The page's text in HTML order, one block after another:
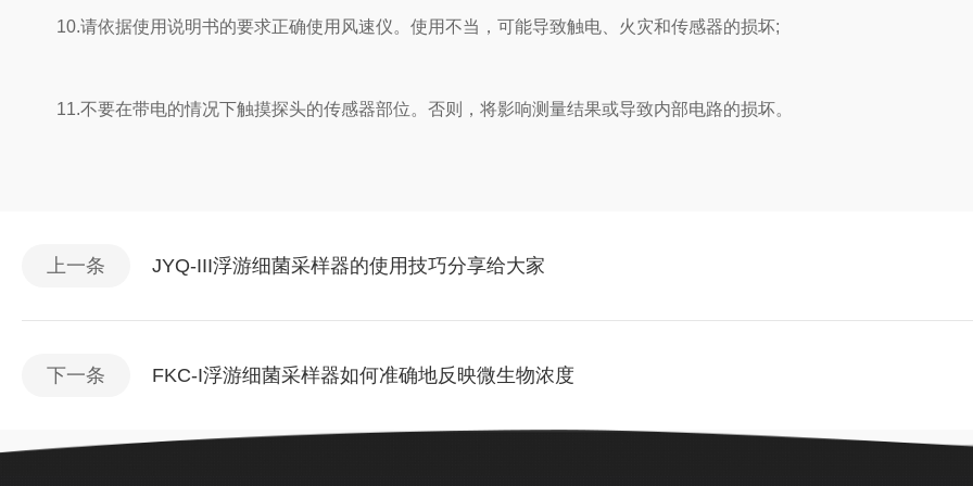
10.请依据使用说明书的要求正确使用风速仪。使用不当，可能导致触电、火灾和传感器的损坏;
11.不要在带电的情况下触摸探头的传感器部位。否则，将影响测量结果或导致内部电路的损坏。
上一条 JYQ-III浮游细菌采样器的使用技巧分享给大家
下一条 FKC-I浮游细菌采样器如何准确地反映微生物浓度